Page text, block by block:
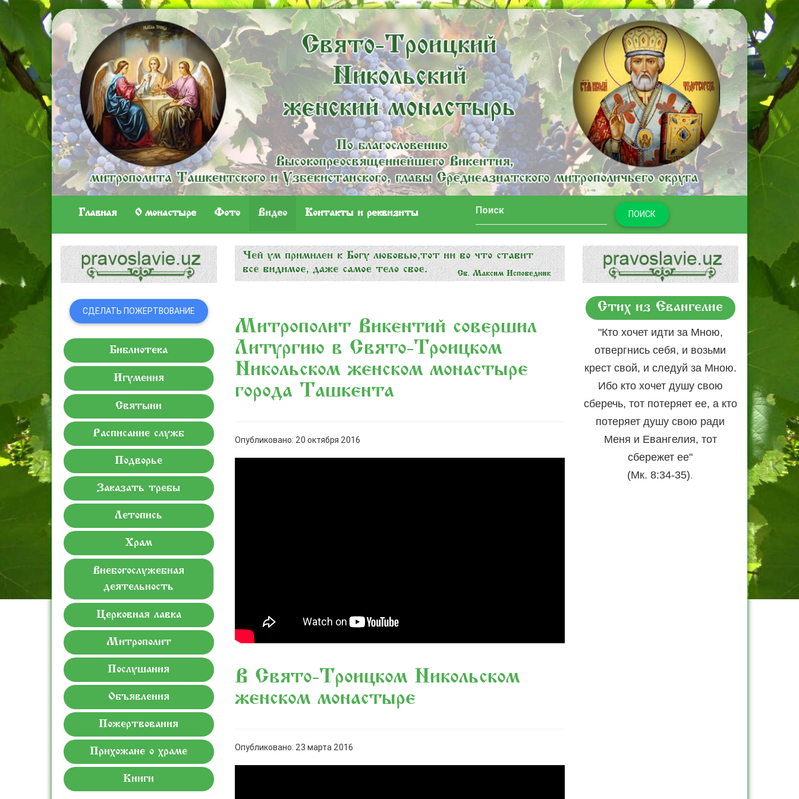
Главная O монастыре Фото Видео Контакты и реквизиты ПОИСК
СДЕЛАТЬ ПОЖЕРТВОВАНИЕ
Библиотека
Игумения
Святыни
Расписание служб
Подворье
Заказать требы
Летопись
Храм
Внебогослужебная
деятельность
Церковная лавка
Митрополит
Послушания
Объявления
Пожертвования
Прихожане о храме
Книги
Митрополит Викентий совершил
Литургию в Свято-Троицком
Никольском женском монастыре
города Ташкента
Опубликовано: 20 октября 2016
В Свято-Троицком Никольском
женском монастыре
Опубликовано: 23 марта 2016
Стих из Евангелие
"Кто хочет идти за Мною,
отвергнись себя, и возьми
крест свой, и следуй за Мною.
Ибо кто хочет душу свою
сберечь, тот потеряет ее, а кто
потеряет душу свою ради
Меня и Евангелия, тот
сбережет ее"
(Мк. 8:34-35).